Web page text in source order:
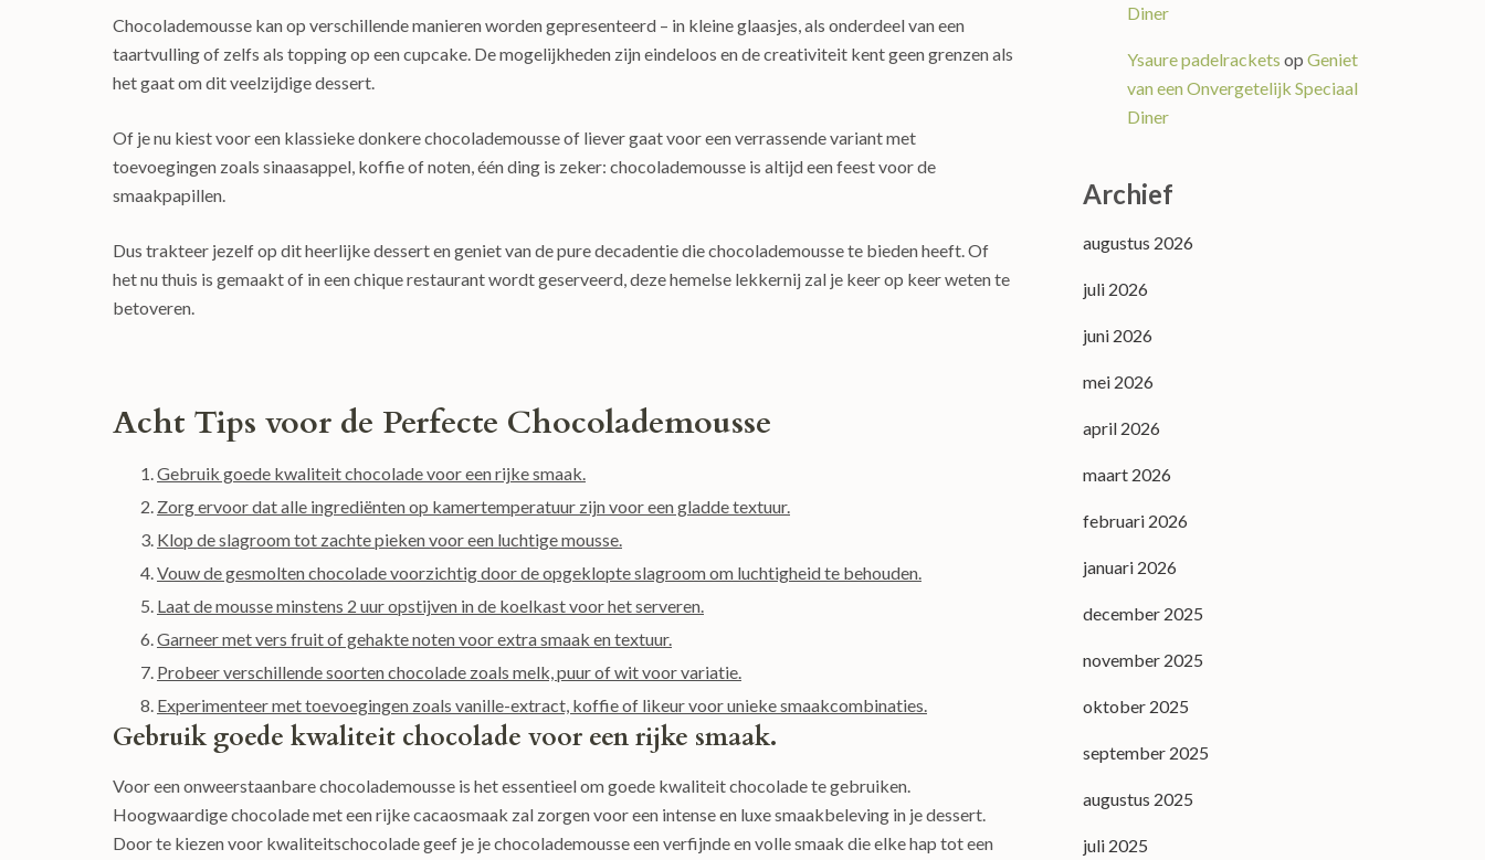
Chocolademousse kan op verschillende manieren worden gepresenteerd – in kleine glaasjes, als onderdeel van een
taartvulling of zelfs als topping op een cupcake. De mogelijkheden zijn eindeloos en de creativiteit kent geen grenzen als
het gaat om dit veelzijdige dessert.
Of je nu kiest voor een klassieke donkere chocolademousse of liever gaat voor een verrassende variant met
toevoegingen zoals sinaasappel, koffie of noten, één ding is zeker: chocolademousse is altijd een feest voor de
smaakpapillen.
Dus trakteer jezelf op dit heerlijke dessert en geniet van de pure decadentie die chocolademousse te bieden heeft. Of
het nu thuis is gemaakt of in een chique restaurant wordt geserveerd, deze hemelse lekkernij zal je keer op keer weten te
betoveren.
Acht Tips voor de Perfecte Chocolademousse
Gebruik goede kwaliteit chocolade voor een rijke smaak.
Zorg ervoor dat alle ingrediënten op kamertemperatuur zijn voor een gladde textuur.
Klop de slagroom tot zachte pieken voor een luchtige mousse.
Vouw de gesmolten chocolade voorzichtig door de opgeklopte slagroom om luchtigheid te behouden.
Laat de mousse minstens 2 uur opstijven in de koelkast voor het serveren.
Garneer met vers fruit of gehakte noten voor extra smaak en textuur.
Probeer verschillende soorten chocolade zoals melk, puur of wit voor variatie.
Experimenteer met toevoegingen zoals vanille-extract, koffie of likeur voor unieke smaakcombinaties.
Gebruik goede kwaliteit chocolade voor een rijke smaak.
Voor een onweerstaanbare chocolademousse is het essentieel om goede kwaliteit chocolade te gebruiken.
Hoogwaardige chocolade met een rijke cacaosmaak zal zorgen voor een intense en luxe smaakbeleving in je dessert.
Door te kiezen voor kwaliteitschocolade geef je je chocolademousse een verfijnde en volle smaak die elke hap tot een
Diner
Ysaure padelrackets op Geniet
van een Onvergetelijk Speciaal
Diner
Archief
augustus 2026
juli 2026
juni 2026
mei 2026
april 2026
maart 2026
februari 2026
januari 2026
december 2025
november 2025
oktober 2025
september 2025
augustus 2025
juli 2025